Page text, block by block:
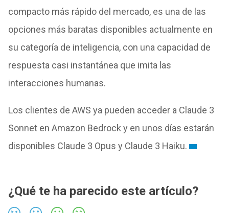
compacto más rápido del mercado, es una de las
opciones más baratas disponibles actualmente en
su categoría de inteligencia, con una capacidad de
respuesta casi instantánea que imita las
interacciones humanas.
Los clientes de AWS ya pueden acceder a Claude 3
Sonnet en Amazon Bedrock y en unos días estarán
disponibles Claude 3 Opus y Claude 3 Haiku.
¿Qué te ha parecido este artículo?